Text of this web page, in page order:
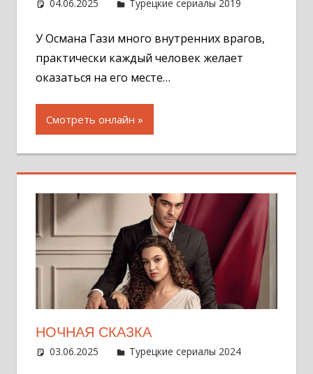
04.06.2025 Администратор
Турецкие сериалы 2019
У Османа Гази много внутренних врагов,
практически каждый человек желает
оказаться на его месте…
Смотреть онлайн
НОЧНАЯ СКАЗКА
03.06.2025 Администратор
Турецкие сериалы 2024